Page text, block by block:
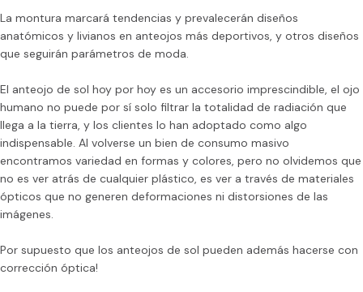
La montura marcará tendencias y prevalecerán diseños
anatómicos y livianos en anteojos más deportivos, y otros diseños
que seguirán parámetros de moda.
El anteojo de sol hoy por hoy es un accesorio imprescindible, el ojo
humano no puede por sí solo filtrar la totalidad de radiación que
llega a la tierra, y los clientes lo han adoptado como algo
indispensable. Al volverse un bien de consumo masivo
encontramos variedad en formas y colores, pero no olvidemos que
no es ver atrás de cualquier plástico, es ver a través de materiales
ópticos que no generen deformaciones ni distorsiones de las
imágenes.
Por supuesto que los anteojos de sol pueden además hacerse con
corrección óptica!